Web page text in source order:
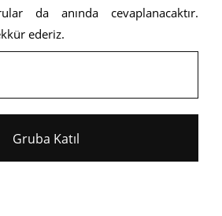
da anında cevaplanacaktır.
ederiz.
Gruba Katıl